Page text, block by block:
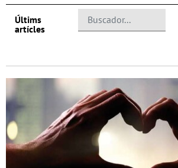
Últims
artícles